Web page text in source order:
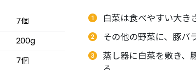
7個
200g
7個
白菜は食べやすい大き
その他の野菜に、豚バ
蒸し器に白菜を敷き、